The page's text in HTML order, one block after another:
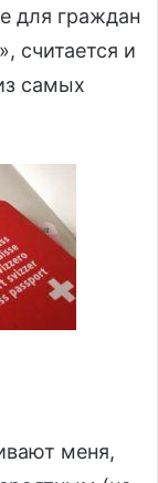
для граждан
считается и
самых
меня,